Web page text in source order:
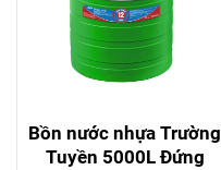
Bồn nước nhựa Trường
Tuyền 5000L Đứng